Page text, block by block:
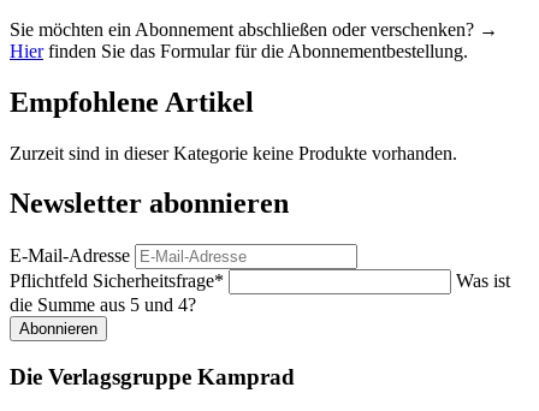
Sie möchten ein Abonnement abschließen oder verschenken? →
Hierfinden Sie das Formular für die Abonnementbestellung.
Empfohlene Artikel
Zurzeit sind in dieser Kategorie keine Produkte vorhanden.
Newsletter abonnieren
E-Mail-Adresse
Pflichtfeld Sicherheitsfrage*
Was ist
die Summe aus 5 und 4?
Abonnieren
Die Verlagsgruppe Kamprad